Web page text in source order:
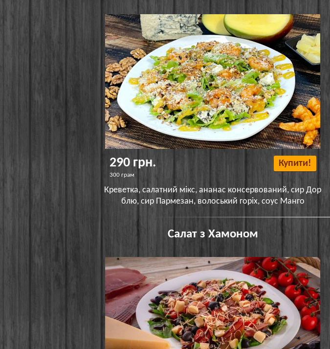
290 грн.
300 грам
Купити!
Креветка, салатний мікс, ананас консервований, сир Дор
блю, сир Пармезан, волоський горіх, соус Манго
Салат з Хамоном